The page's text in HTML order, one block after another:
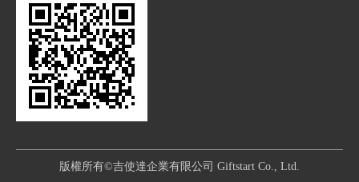
版權所有©吉使達企業有限公司 Giftstart Co., Ltd.